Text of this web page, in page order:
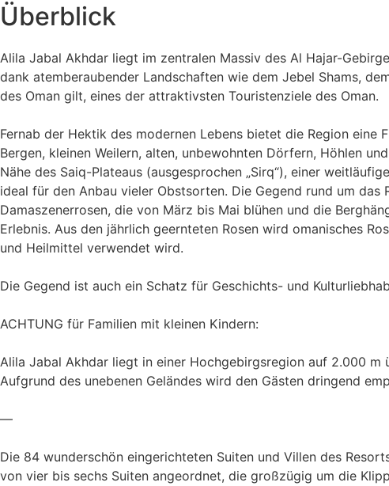
Überblick
Alila Jabal Akhdar liegt im zentralen Massiv des Al Hajar-
dank atemberaubender Landschaften wie dem Jebel Shams,
des Oman gilt, eines der attraktivsten Touristenziele des Oman.
Fernab der Hektik des modernen Lebens bietet die Region
Bergen, kleinen Weilern, alten, unbewohnten Dörfern, Höhlen
Nähe des Saiq-Plateaus (ausgesprochen „Sirq“), einer
ideal für den Anbau vieler Obstsorten. Die Gegend rund um
Damaszenerrosen, die von März bis Mai blühen und die
Erlebnis. Aus den jährlich geernteten Rosen wird omanisches
und Heilmittel verwendet wird.
Die Gegend ist auch ein Schatz für Geschichts- und
ACHTUNG für Familien mit kleinen Kindern:
Alila Jabal Akhdar liegt in einer Hochgebirgsregion auf 2.000 m
Aufgrund des unebenen Geländes wird den Gästen dringend
—
Die 84 wunderschön eingerichteten Suiten und Villen des
von vier bis sechs Suiten angeordnet, die großzügig um die